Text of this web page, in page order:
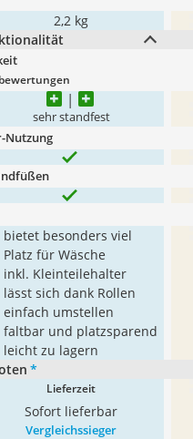
2,2 kg
sehr standfest
Nutzung
bietet besonders viel
Platz für Wäsche
inkl. Kleinteilehalter
lässt sich dank Rollen
einfach umstellen
faltbar und platzsparend
leicht zu lagern
*
Lieferzeit
Sofort lieferbar
Vergleichssieger